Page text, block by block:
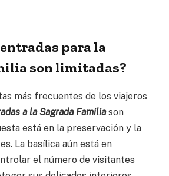
para la
son limitadas?
más frecuentes de los viajeros
a la Sagrada Familiason
está en la preservación y la
La basílica aún está en
el número de visitantes